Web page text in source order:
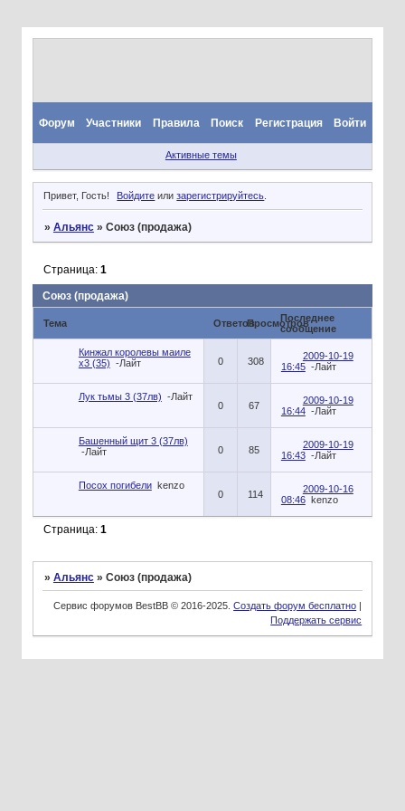
Форум Участники Правила Поиск Регистрация Войти
Активные темы
Привет, Гость! Войдите илизарегистрируйтесь.
» Альянс » Союз (продажа)
Союз (продажа)
Страница: 1
Тема ОтветовПросмотровПоследнее
сообщение
Кинжал королевы маиле
х3 (35) -Лайт 0 308
2009-10-19
16:45 -Лайт
Лук тьмы 3 (37лв) -Лайт
0
67
2009-10-19
16:44 -Лайт
Башенный щит 3 (37лв)
-Лайт
0 85
2009-10-19
16:43 -Лайт
Посох погибели kenzo
0
114
2009-10-16
08:46 kenzo
Страница: 1
» Альянс » Союз (продажа)
Сервис форумов BestBB © 2016-2025.Создать форум бесплатно
Поддержать сервис